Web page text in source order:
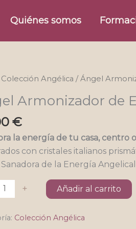
Quiénes somos
Colección Angélica / Ángel
Armonizador de
€
la energía de tu casa, centro
con cristales italianos
Sanadora de la Energía
+ Añadir al carrito
Colección Angélica